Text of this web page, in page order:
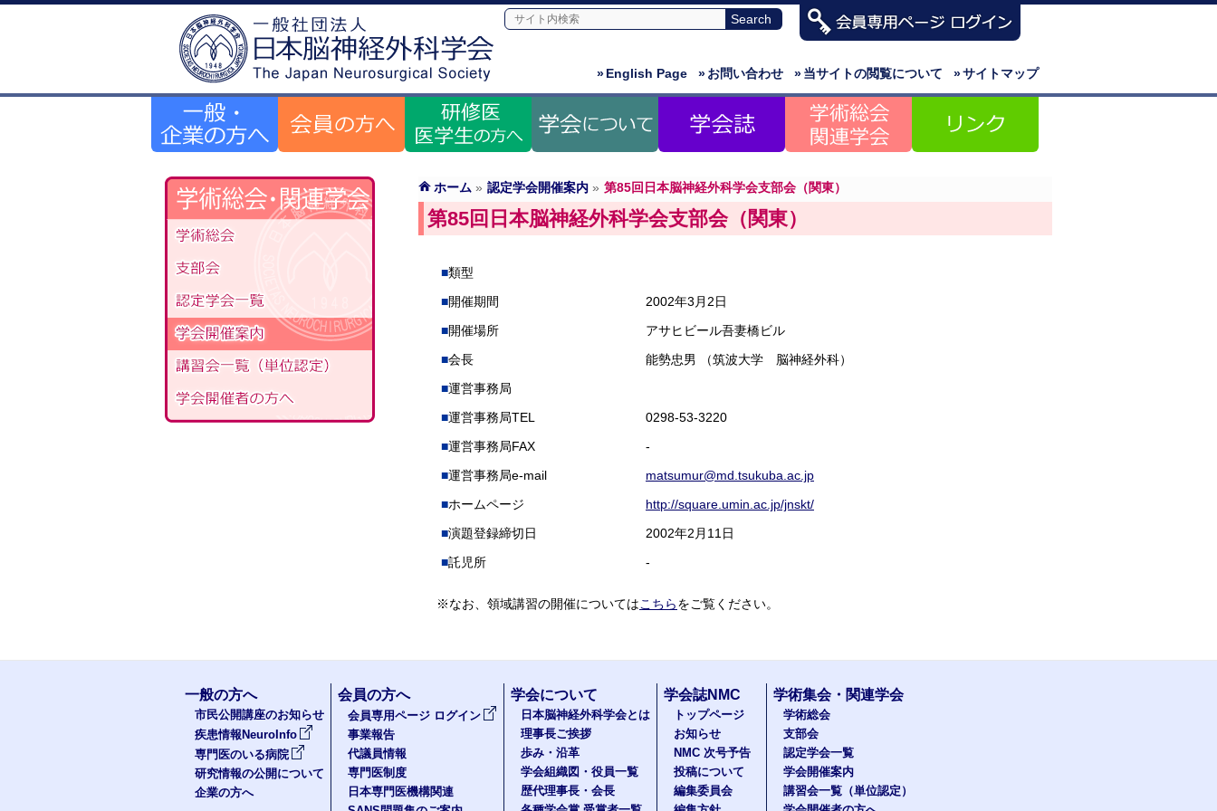
»サイトマップ
»当サイトの閲覧について
»お問い合わせ
»English Page
ホーム » 認定学会開催案内 » 第85回日本脳神経外科学会支部会（関東）
第85回日本脳神経外科学会支部会（関東）
類型
開催期間
2002年3月2日
開催場所
アサヒビール吾妻橋ビル
会長
能勢忠男 （筑波大学 脳神経外科）
運営事務局
運営事務局TEL
0298-53-3220
運営事務局FAX
-
運営事務局e-mail
matsumur@md.tsukuba.ac.jp
ホームページ
http://square.umin.ac.jp/jnskt/
演題登録締切日
2002年2月11日
託児所
-
※なお、領域講習の開催についてはこちらをご覧ください。
一般の方へ
市民公開講座のお知らせ
疾患情報NeuroInfo
専門医のいる病院
研究情報の公開について
企業の方へ
会員の方へ
会員専用ページ ログイン
事業報告
代議員情報
専門医制度
日本専門医機構関連
学会について
日本脳神経外科学会とは
理事長ご挨拶
歩み・沿革
学会組織図・役員一覧
歴代理事長・会長
学会誌NMC
トップページ
お知らせ
NMC 次号予告
投稿について
編集委員会
学術集会・関連学会
学術総会
支部会
認定学会一覧
学会開催案内
講習会一覧（単位認定）